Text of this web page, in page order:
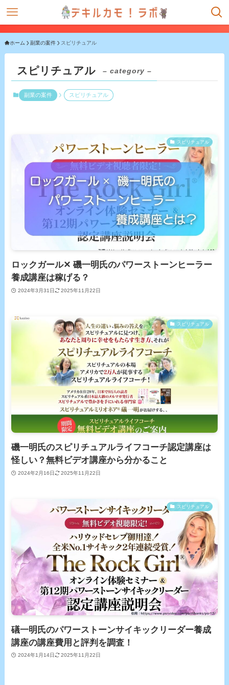
ホーム 副業の案件 スピリチュアル
スピリチュアル – category –
副業の案件 スピリチュアル
スピリチュアル
ロックガール✕ 磯一明氏のパワーストーンヒーラー
養成講座は稼げる？
2024年3月31日 2025年11月22日
スピリチュアル
磯一明氏のスピリチュアルライフコーチ認定講座は
怪しい？無料ビデオ講座から分かること
2024年2月16日 2025年11月22日
スピリチュアル
礒一明氏のパワーストーンサイキックリーダー養成
講座の講座費用と評判を調査！
2024年1月14日 2025年11月22日